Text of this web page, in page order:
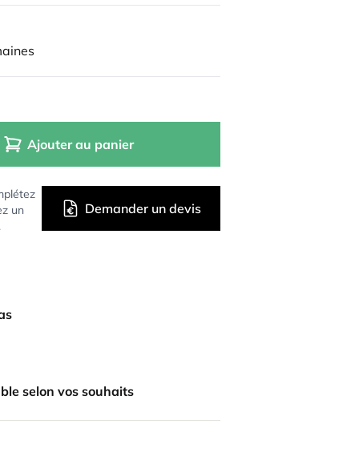
Ajouter au panier
un
Demander un devis
selon vos souhaits